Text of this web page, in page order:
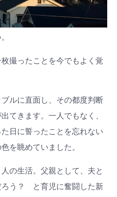
撮ったことを今でもよく覚
ルに直面し、その都度判断
てきます。一人でもなく、
日に誓ったことを忘れない
を眺めていました。
の生活。父親として、夫と
ろう？ と育児に奮闘した新